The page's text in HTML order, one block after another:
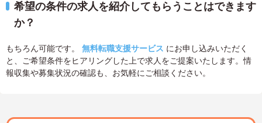
希望の条件の求人を紹介してもらうことはできます
か？
もちろん可能です。 無料転職支援サービス にお申し込みいただく
と、ご希望条件をヒアリングした上で求人をご提案いたします。情
報収集や募集状況の確認も、お気軽にご相談ください。